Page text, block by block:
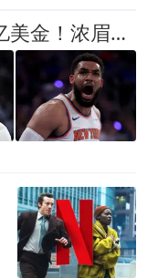
4年2.75亿美金！4年2.73亿美金！浓眉和唐斯都该降薪了